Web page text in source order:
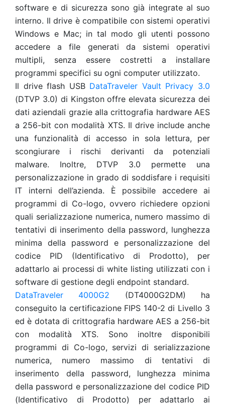
software e di sicurezza sono già integrate al suo
interno. Il drive è compatibile con sistemi operativi
Windows e Mac; in tal modo gli utenti possono
accedere a file generati da sistemi operativi
multipli, senza essere costretti a installare
programmi specifici su ogni computer utilizzato.
Il drive flash USB DataTraveler Vault Privacy 3.0
(DTVP 3.0) di Kingston offre elevata sicurezza dei
dati aziendali grazie alla crittografia hardware AES
a 256-bit con modalità XTS. Il drive include anche
una funzionalità di accesso in sola lettura, per
scongiurare i rischi derivanti da potenziali
malware. Inoltre, DTVP 3.0 permette una
personalizzazione in grado di soddisfare i requisiti
IT interni dell’azienda. È possibile accedere ai
programmi di Co-logo, ovvero richiedere opzioni
quali serializzazione numerica, numero massimo di
tentativi di inserimento della password, lunghezza
minima della password e personalizzazione del
codice PID (Identificativo di Prodotto), per
adattarlo ai processi di white listing utilizzati con i
software di gestione degli endpoint standard.
DataTraveler 4000G2 (DT4000G2DM) ha
conseguito la certificazione FIPS 140-2 di Livello 3
ed è dotata di crittografia hardware AES a 256-bit
con modalità XTS. Sono inoltre disponibili
programmi di Co-logo, servizi di serializzazione
numerica, numero massimo di tentativi di
inserimento della password, lunghezza minima
della password e personalizzazione del codice PID
(Identificativo di Prodotto) per adattarlo ai